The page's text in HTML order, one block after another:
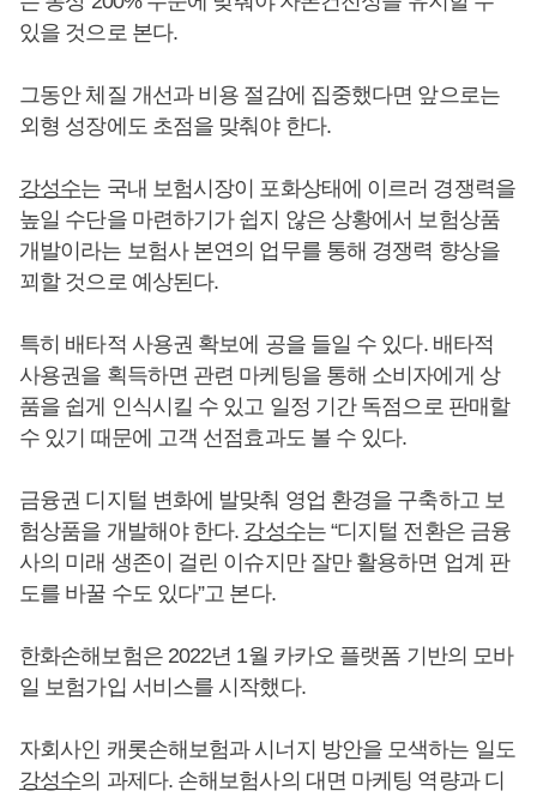
있을 것으로 본다.
그동안 체질 개선과 비용 절감에 집중했다면 앞으로는
외형 성장에도 초점을 맞춰야 한다.
강성수는 국내 보험시장이 포화상태에 이르러 경쟁력을
높일 수단을 마련하기가 쉽지 않은 상황에서 보험상품
개발이라는 보험사 본연의 업무를 통해 경쟁력 향상을
꾀할 것으로 예상된다.
특히 배타적 사용권 확보에 공을 들일 수 있다. 배타적
사용권을 획득하면 관련 마케팅을 통해 소비자에게 상
품을 쉽게 인식시킬 수 있고 일정 기간 독점으로 판매할
수 있기 때문에 고객 선점효과도 볼 수 있다.
금융권 디지털 변화에 발맞춰 영업 환경을 구축하고 보
험상품을 개발해야 한다. 강성수는 “디지털 전환은 금융
사의 미래 생존이 걸린 이슈지만 잘만 활용하면 업계 판
도를 바꿀 수도 있다”고 본다.
한화손해보험은 2022년 1월 카카오 플랫폼 기반의 모바
일 보험가입 서비스를 시작했다.
자회사인 캐롯손해보험과 시너지 방안을 모색하는 일도
강성수의 과제다. 손해보험사의 대면 마케팅 역량과 디